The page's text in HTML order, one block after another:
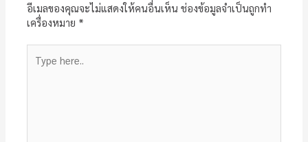
อีเมลของคุณจะไม่แสดงให้คนอื่นเห็น ช่องข้อมูลจำเป็นถูกทำ
เครื่องหมาย *
here..